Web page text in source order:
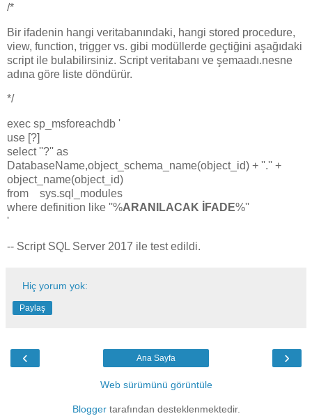
/*
Bir ifadenin hangi veritabanındaki, hangi stored procedure,
view, function, trigger vs. gibi modüllerde geçtiğini aşağıdaki
script ile bulabilirsiniz. Script veritabanı ve şemaadı.nesne
adına göre liste döndürür.
*/
exec sp_msforeachdb '
use [?]
select ''?'' as
DatabaseName,object_schema_name(object_id) + ''.'' +
object_name(object_id)
from sys.sql_modules
where definition like ''%ARANILACAK İFADE%''
'
-- Script SQL Server 2017 ile test edildi.
Hiç yorum yok:
Paylaş
‹ ›
Ana Sayfa
Web sürümünü görüntüle
Bloggertarafından desteklenmektedir.